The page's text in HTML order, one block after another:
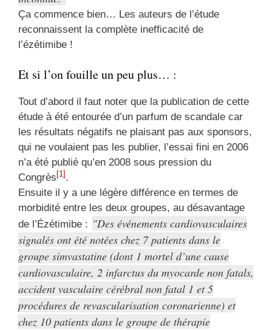
Ça commence bien… Les auteurs de l’étude
reconnaissent la complète inefficacité de
l’ézétimibe !
Et si l’on fouille un peu plus… :
Tout d’abord il faut noter que la publication de cette
étude à été entourée d’un parfum de scandale car
les résultats négatifs ne plaisant pas aux sponsors,
qui ne voulaient pas les publier, l’essai fini en 2006
n’a été publié qu’en 2008 sous pression du
Congrès [1] .
Ensuite il y a une légère différence en termes de
morbidité entre les deux groupes, au désavantage
de l’Ézétimibe :
Des événements cardiovasculaires
signalés ont été notées chez 7 patients dans le
groupe simvastatine (dont 1 mortel d’une cause
cardiovasculaire, 2 infarctus du myocarde non fatals,
accident vasculaire cérébral non fatal 1 et 5
procédures de revascularisation coronarienne) et
chez 10 patients dans le groupe de thérapie